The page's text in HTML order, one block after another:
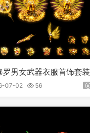
罗男女武器衣服首饰套装
07-02 56